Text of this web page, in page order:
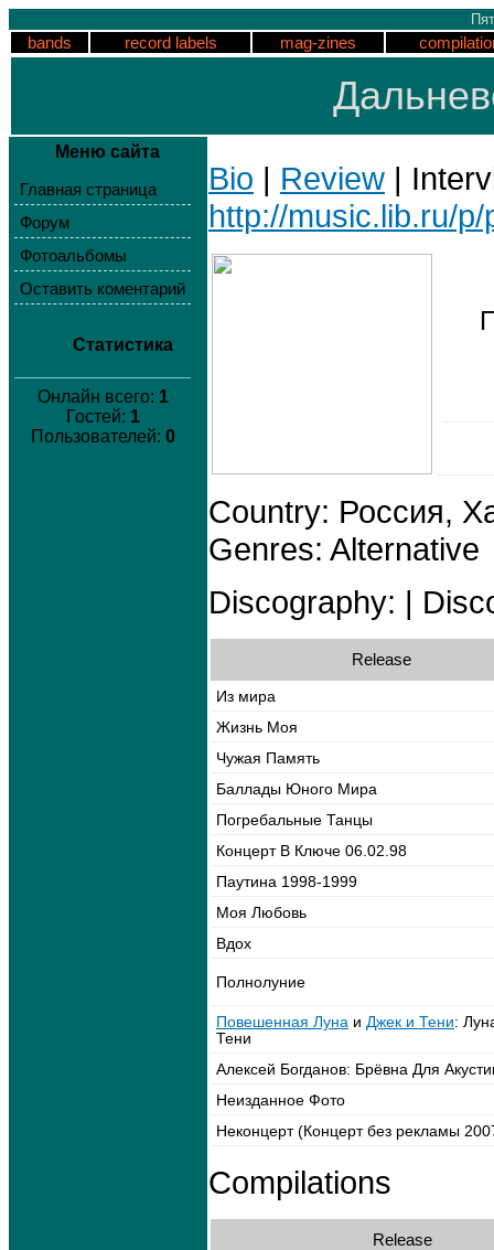
bands record labels mag-zines
Меню сайта
Главная страница
Форум
Фотоальбомы
Оставить коментарий
Статистика
Онлайн всего: 1
Гостей: 1
Пользователей: 0
Bio | Review |
http://music.lib.ru/
Country: Россия,
Genres: Alternative
Discography: |
Release
Из мира
Жизнь Моя
Чужая Память
Баллады Юного Мира
Погребальные Танцы
Концерт В Ключе 06.02.98
Паутина 1998-1999
Моя Любовь
Вдох
Полнолуние
Повешенная Луна и Джек и Тени:
Тени
Алексей Богданов: Брёвна Для
Неизданное Фото
Неконцерт (Концерт без рекламы
Compilations
Release